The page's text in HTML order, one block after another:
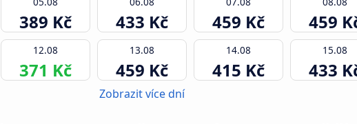
389 Kč 433 Kč 459 Kč 459
12.08
371 Kč
13.08
459 Kč
14.08
415 Kč
15.08
433
Zobrazit více dní